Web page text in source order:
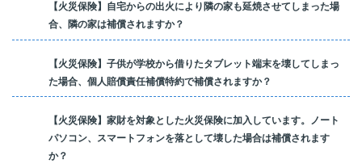
【火災保険】自宅からの出火により隣の家も延焼させてしまった場
合、隣の家は補償されますか？
【火災保険】子供が学校から借りたタブレット端末を壊してしまっ
た場合、個人賠償責任補償特約で補償されますか？
【火災保険】家財を対象とした火災保険に加入しています。ノート
パソコン、スマートフォンを落として壊した場合は補償されます
か？